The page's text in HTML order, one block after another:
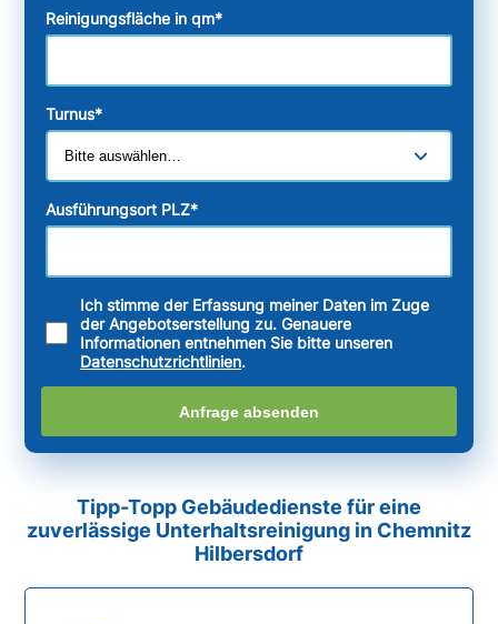
Reinigungsfläche in qm*
Turnus*
Ausführungsort PLZ*
Ich stimme der Erfassung meiner Daten im Zuge
der Angebotserstellung zu. Genauere
Informationen entnehmen Sie bitte unseren
Datenschutzrichtlinien.
Anfrage absenden
Tipp-Topp Gebäudedienste für eine
zuverlässige Unterhaltsreinigung in Chemnitz
Hilbersdorf